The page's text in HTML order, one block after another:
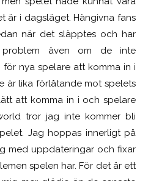
är i dagsläget. Hängivna fans
när det släpptes och har
problem även om de inte
nya spelare att komma in i
är lika förlåtande mot spelets
att komma in i och spelare
tror jag inte kommer bli
Jag hoppas innerligt på
med uppdateringar och fixar
spelen har. För det är ett